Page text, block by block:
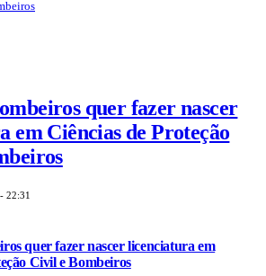
quer fazer nascer
em Ciências de Proteção
22:31
quer fazer nascer licenciatura em
Civil e Bombeiros